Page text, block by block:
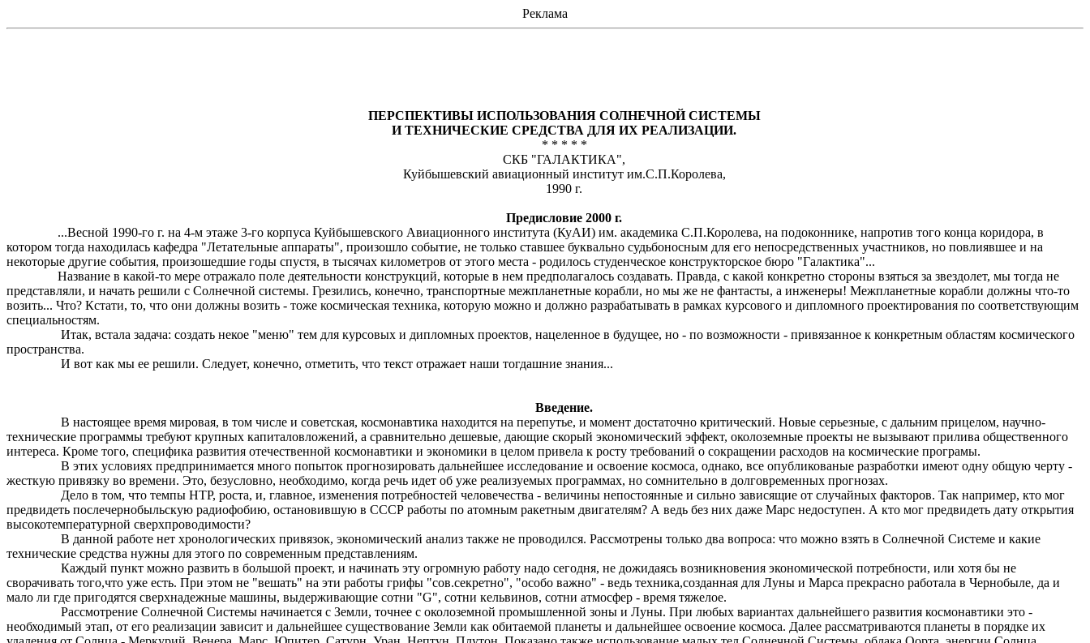
Реклама
ПЕРСПЕКТИВЫ ИСПОЛЬЗОВАНИЯ СОЛНЕЧНОЙ СИСТЕМЫ
И ТЕХНИЧЕСКИЕ СРЕДСТВА ДЛЯ ИХ РЕАЛИЗАЦИИ.
* * * * *
СКБ "ГАЛАКТИКА",
Куйбышевский авиационный институт им.С.П.Королева,
1990 г.
Предисловие 2000 г.
...Весной 1990-го г. на 4-м этаже 3-го корпусаКуйбышевского Авиационного института (КуАИ) им. академика С.П.Королева, на подоконнике, напротив того конца коридора, в
котором тогда находилась кафедра "Летательные аппараты", произошло событие, не только ставшее буквально судьбоносным для его непосредственных участников, но повлиявшее и на
некоторые другие события, произошедшие годы спустя, в тысячах километров от этого места - родилось студенческое конструкторское бюро "Галактика"...
Название в какой-то мере отражало поле деятельности конструкций, которые в нем предполагалось создавать. Правда, с какой конкретно стороны взяться за звездолет, мы тогда не
представляли, и начать решили с Солнечной системы. Грезились, конечно, транспортные межпланетные корабли, но мы же не фантасты, а инженеры! Межпланетные корабли должны что-то
возить... Что? Кстати, то, что они должны возить - тоже космическая техника, которую можно и должно разрабатывать в рамках курсового и дипломного проектирования по соответствующим
специальностям.
Итак, встала задача: создать некое "меню" тем для курсовых и дипломных проектов, нацеленное в будущее, но - по возможности - привязанное к конкретным областям космического
пространства.
И вот как мы ее решили. Следует, конечно, отметить, что текст отражает наши тогдашние знания...
Введение.
В настоящее время мировая, в том числе и советская, космонавтика находится на перепутье, и момент достаточно критический. Новые серьезные, с дальним прицелом, научно-
технические программы требуют крупных капиталовложений, а сравнительно дешевые, дающие скорый экономический эффект, околоземные проекты не вызывают прилива общественного
интереса. Кроме того, специфика развития отечественной космонавтики и экономики в целом привела к росту требований о сокращении расходов на космические програмы.
В этих условиях предпринимается много попыток прогнозировать дальнейшее исследование и освоение космоса, однако, всеопубликованые разработки имеют одну общую черту -
жесткую привязку во времени. Это, безусловно, необходимо, когда речь идет об уже реализуемых программах, но сомнительно в долговременных прогнозах.
Дело в том, что темпы НТР, роста, и, главное, изменения потребностей человечества - величины непостоянные и сильно зависящие от случайных факторов.Так например, кто мог
предвидеть послечернобыльскую радиофобию, остановившую в СССР работы по атомным ракетным двигателям? А ведь без них даже Марс недоступен. А кто мог предвидеть дату открытия
высокотемпературной сверхпроводимости?
В данной работе нет хронологических привязок, экономический анализ также не проводился. Рассмотрены только два вопроса: что можно взять в СолнечнойСистеме икакие
технические средства нужны для этого по современным представлениям.
Каждый пункт можно развить в большой проект, и начинать эту огромную работу надо сегодня, не дожидаясь возникновения экономической потребности, или хотя бы не
сворачивать того,что уже есть. При этом не "вешать" на эти работы грифы "сов.секретно", "особо важно" - ведь техника,созданная для Луны и Марса прекрасно работала в Чернобыле, да и
мало ли где пригодятся сверхнадежные машины, выдерживающие сотни "G", сотни кельвинов, сотни атмосфер - время тяжелое.
Рассмотрение Солнечной Системы начинается с Земли, точнее с околоземной промышленной зоны и Луны. При любых вариантах дальнейшего развития космонавтики это -
необходимый этап, от его реализации зависит и дальнейшее существование Земли как обитаемой планеты и дальнейшее освоение космоса. Далее рассматриваются планеты в порядке их